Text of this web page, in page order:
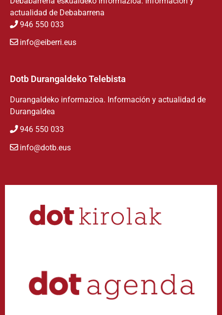
actualidad de Debabarrena
946 550 033
info@eiberri.eus
Dotb Durangaldeko Telebista
Durangaldeko informazioa. Información y actualidad de
Durangaldea
946 550 033
info@dotb.eus